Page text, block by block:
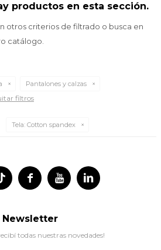
productos en esta sección.
otros criterios de filtrado o busca en
catálogo.
Pantalones y calzas
filtros
Tela: Cotton spandex
  
Newsletter
todas nuestras novedades!